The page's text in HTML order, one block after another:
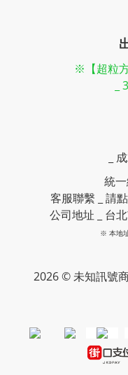
※【超粒
_
統
客服聯繫 _ 請
公司地址 _ 台
※ 本地
2026 © 未知訊號